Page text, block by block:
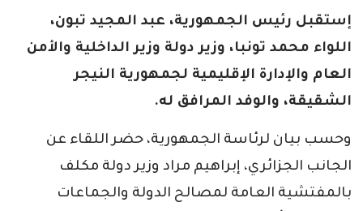
إستقبل رئيس الجمهورية، عبد المجيد تبون،
اللواء محمد تونبا، وزير دولة وزير الداخلية والأمن
العام والإدارة الإقليمية لجمهورية النيجر
الشقيقة، والوفد المرافق له.
وحسب بيان لرئاسة الجمهورية، حضر اللقاء عن
الجانب الجزائري، إبراهيم مراد وزير دولة مكلف
بالمفتشية العامة لمصالح الدولة والجماعات